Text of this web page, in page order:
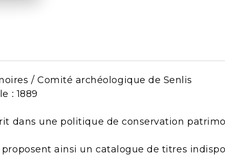
/ Comité archéologique de Senlis
: 1889
dans une politique de conservation
ainsi un catalogue de titres